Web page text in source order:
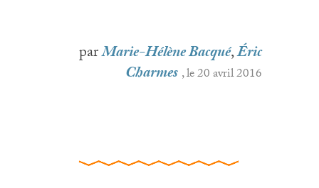
parMarie-Hélène Bacqué,Éric
Charmes , le 20 avril 2016